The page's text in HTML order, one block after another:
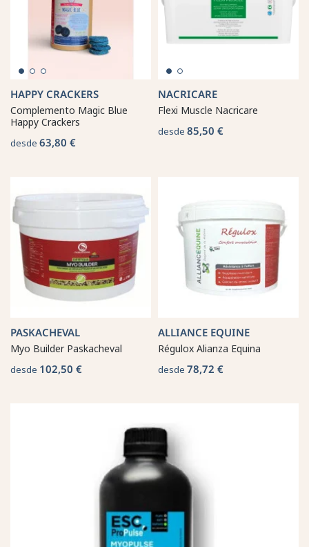
HAPPY CRACKERS
Complemento Magic Blue
Happy Crackers
desde 63,80 €
NACRICARE
Flexi Muscle Nacricare
desde 85,50 €
PASKACHEVAL
Myo Builder Paskacheval
desde 102,50 €
ALLIANCE EQUINE
Régulox Alianza Equina
desde 78,72 €